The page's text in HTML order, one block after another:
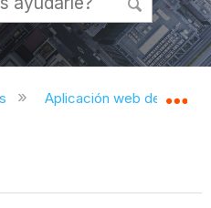
jerarquía global
Aplicación web de